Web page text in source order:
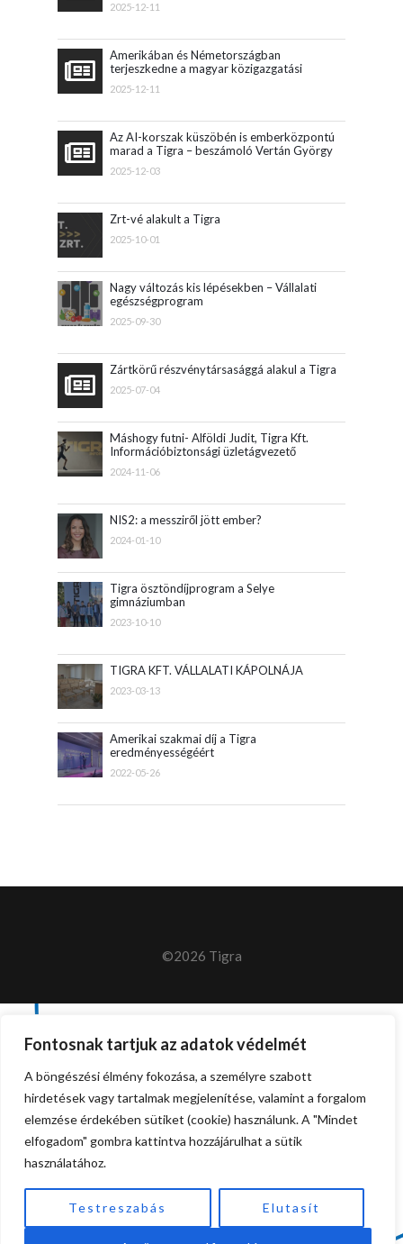
Fontosnak tartjuk az adatok védelmét
A böngészési élmény fokozása, a személyre szabott
hirdetések vagy tartalmak megjelenítése, valamint a forgalom
elemzése érdekében sütiket (cookie) használunk. A "Mindet
elfogadom" gombra kattintva hozzájárulhat a sütik
használatához.
Testreszabás Elutasít
2025-12-11
Amerikában és Németországban
terjeszkedne a magyar közigazgatási
2025-12-11
Az AI-korszak küszöbén is emberközpontú
marad a Tigra – beszámoló Vertán György
2025-12-03
Zrt-vé alakult a Tigra
2025-10-01
Nagy változás kis lépésekben – Vállalati
egészségprogram
2025-09-30
Zártkörű részvénytársasággá alakul a Tigra
2025-07-04
Máshogy futni- Alföldi Judit, Tigra Kft.
Információbiztonsági üzletágvezető
2024-11-06
NIS2: a messziről jött ember?
2024-01-10
Tigra ösztöndíjprogram a Selye
gimnáziumban
2023-10-10
TIGRA KFT. VÁLLALATI KÁPOLNÁJA
2023-03-13
Amerikai szakmai díj a Tigra
eredményességéért
2022-05-26
©2026 Tigra